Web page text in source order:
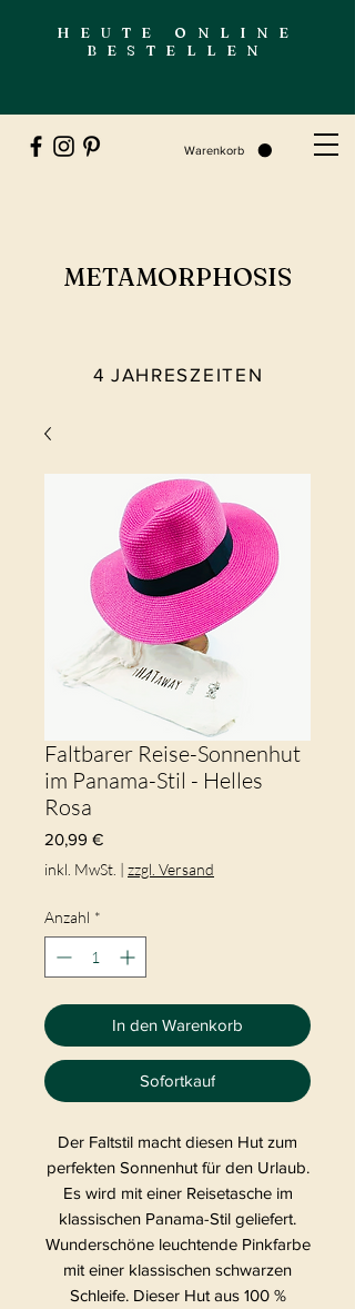
HEUTE ONLINE
BESTELLEN
Warenkorb
METAMORPHOSIS
4 JAHRESZEITEN
Faltbarer Reise-Sonnenhut
im Panama-Stil - Helles
Rosa
20,99 €Preis
inkl. MwSt. | zzgl. Versand
Anzahl *
In den Warenkorb
Sofortkauf
Der Faltstil macht diesen Hut zum
perfekten Sonnenhut für den Urlaub.
Es wird mit einer Reisetasche im
klassischen Panama-Stil geliefert.
Wunderschöne leuchtende Pinkfarbe
mit einer klassischen schwarzen
Schleife. Dieser Hut aus 100 %